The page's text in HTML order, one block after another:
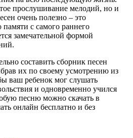
прослушивание мелодий, но и
очень полезно – это
памяти с самого раннего
замечательной формой
составить сборник песен
их по своему усмотрению из
ваш ребенок мог слушать
и одновременно учился
песню можно скачать в
онлайн бесплатно и без